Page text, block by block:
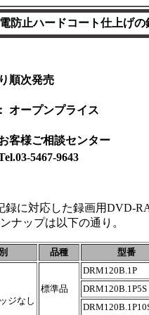
防止ハードコート仕上げ
順次発売
： オープンプライス
客様ご相談センター
5467-9643
録に対応した録画用DVD-
ナップは以下の通り。
品種 型番
ジなし
標準品
DRM120B.1P
DRM120B.1P5S